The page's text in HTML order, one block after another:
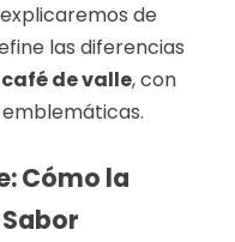
de
las diferencias
café de valle, con
Cómo la